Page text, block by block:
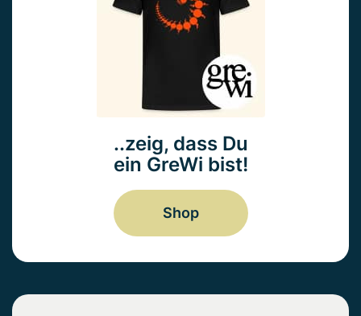
..zeig, dass Du
ein GreWi bist!
Shop